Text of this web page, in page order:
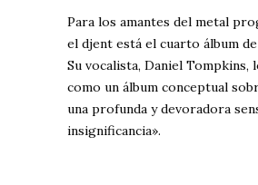
Para los amantes del metal
el djent está el cuarto álbum
Su vocalista, Daniel Tompkins,
como un álbum conceptual
una profunda y devoradora
insignificancia».